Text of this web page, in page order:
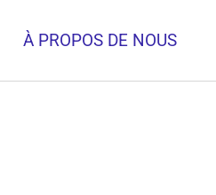
À PROPOS DE NOUS